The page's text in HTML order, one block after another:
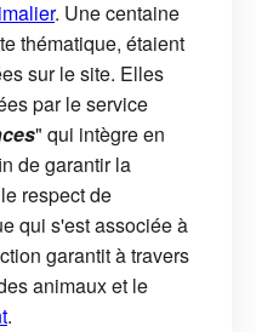
. Une centaine
thématique, étaient
sur le site. Elles
par le service
" qui intègre en
de garantir la
respect de
qui s'est associée à
garantit à travers
animaux et le
.